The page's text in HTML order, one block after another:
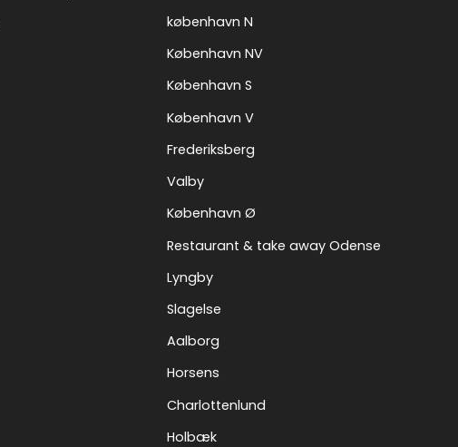
københavn N
København NV
København S
København V
Frederiksberg
Valby
København Ø
Restaurant & take away Odense
Lyngby
Slagelse
Aalborg
Horsens
Charlottenlund
Holbæk